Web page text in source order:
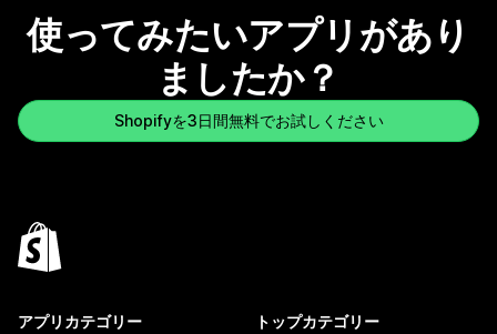
使ってみたいアプリがあり
ましたか？
Shopifyを3日間無料でお試しください
アプリカテゴリー トップカテゴリー